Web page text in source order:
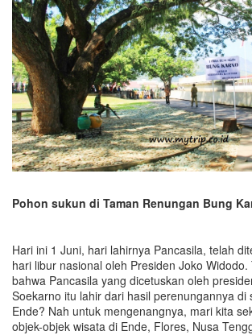
Pohon sukun di Taman Renungan Bung
Hari ini 1 Juni, hari lahirnya Pancasila, telah
hari libur nasional oleh Presiden Joko Widodo.
bahwa Pancasila yang dicetuskan oleh
Soekarno itu lahir dari hasil perenungannya di
Ende? Nah untuk mengenangnya, mari kita
objek-objek wisata di Ende, Flores, Nusa